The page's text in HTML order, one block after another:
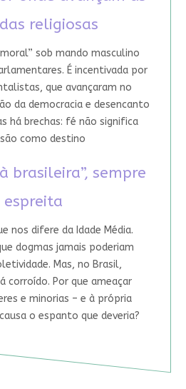
religiosas
sob mando masculino
É incentivada por
que avançaram no
da democracia e desencanto
há brechas: fé não significa
como destino
brasileira”, sempre
espreita
nos difere da Idade Média.
dogmas jamais poderiam
Mas, no Brasil,
corroído. Por que ameaçar
e minorias – e à própria
o espanto que deveria?